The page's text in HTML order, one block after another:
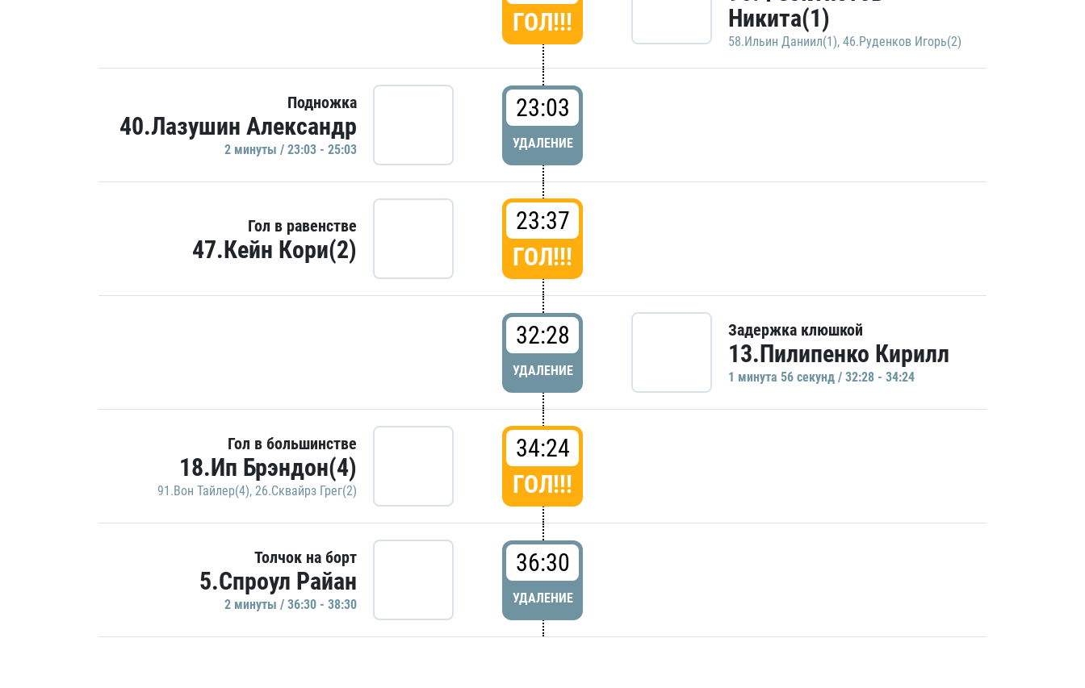
ГОЛ!!!
Никита(1)
58.Ильин Даниил(1), 46.Руденков Игорь(2)
Подножка
40.Лазушин Александр
2 минуты / 23:03 - 25:03
23:03
УДАЛЕНИЕ
Гол в равенстве
47.Кейн Кори(2)
23:37
ГОЛ!!!
32:28
УДАЛЕНИЕ
Задержка клюшкой
13.Пилипенко Кирилл
1 минутa 56 секунд / 32:28 - 34:24
Гол в большинстве
18.Ип Брэндон(4)
91.Вон Тайлер(4), 26.Сквайрз Грег(2)
34:24
ГОЛ!!!
Толчок на борт
5.Спроул Райан
2 минуты / 36:30 - 38:30
36:30
УДАЛЕНИЕ